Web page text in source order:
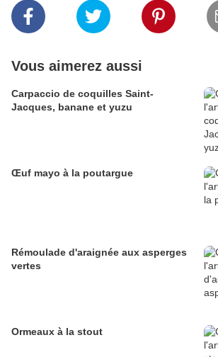
Vous aimerez aussi
Carpaccio de coquilles Saint-
Jacques, banane et yuzu
Œuf mayo à la poutargue
Rémoulade d'araignée aux asperges
vertes
Ormeaux à la stout